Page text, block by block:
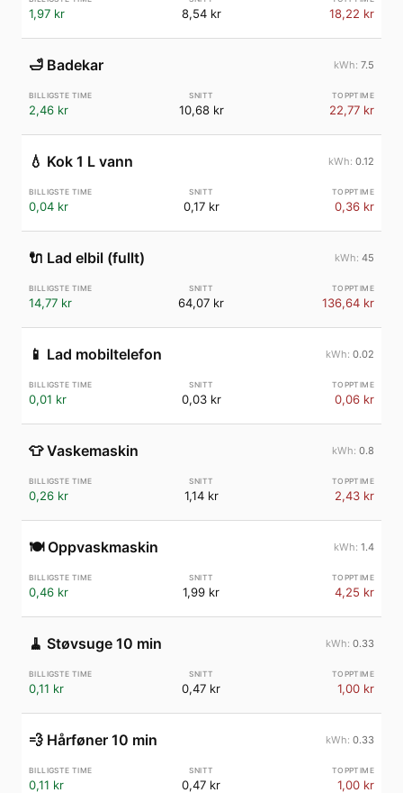
1,97 kr 8,54 kr 18,22 kr
🛁 Badekar 7.5
2,46 kr 10,68 kr 22,77 kr
💧 Kok 1 L vann 0.12
0,04 kr 0,17 kr 0,36 kr
🔌 Lad elbil (fullt) 45
14,77 kr 64,07 kr 136,64 kr
📱 Lad mobiltelefon 0.02
0,01 kr 0,03 kr 0,06 kr
👕 Vaskemaskin 0.8
0,26 kr 1,14 kr 2,43 kr
🍽️ Oppvaskmaskin 1.4
0,46 kr 1,99 kr 4,25 kr
🧹 Støvsuge 10 min 0.33
0,11 kr 0,47 kr 1,00 kr
💨 Hårføner 10 min 0.33
0,11 kr 0,47 kr 1,00 kr